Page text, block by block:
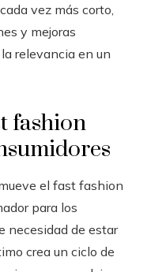
vez más corto,
y mejoras
relevancia en un
fashion
el fast fashion
para los
necesidad de estar
crea un ciclo de